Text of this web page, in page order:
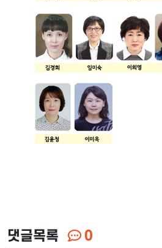
댓글목록 0